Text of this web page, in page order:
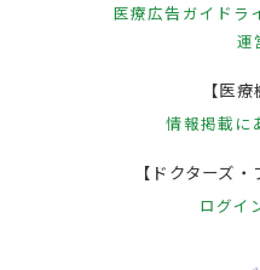
医療広告ガイドラ
運
【医
情報掲載に
【ドクターズ
ログイ